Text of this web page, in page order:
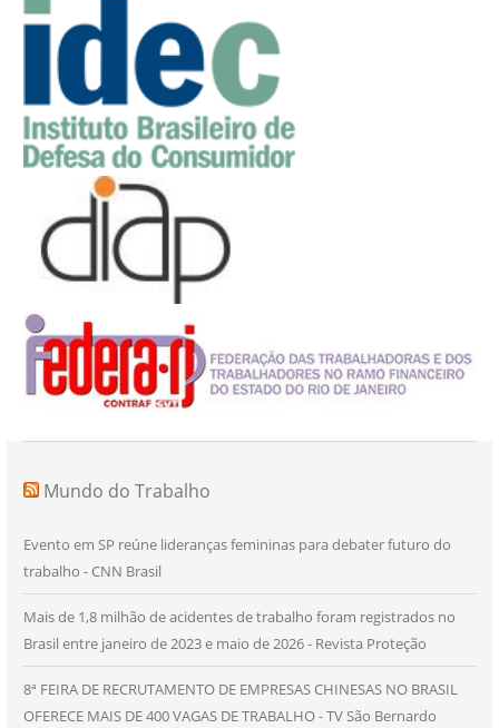
Mundo do Trabalho
Evento em SP reúne lideranças femininas para debater futuro do
trabalho - CNN Brasil
Mais de 1,8 milhão de acidentes de trabalho foram registrados no
Brasil entre janeiro de 2023 e maio de 2026 - Revista Proteção
8ª FEIRA DE RECRUTAMENTO DE EMPRESAS CHINESAS NO BRASIL
OFERECE MAIS DE 400 VAGAS DE TRABALHO - TV São Bernardo